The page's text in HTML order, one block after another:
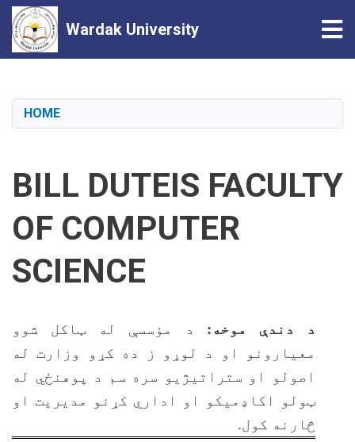
content
Wardak University
HOME
BILL DUTEIS FACULTY
OF COMPUTER
SCIENCE
د دندې موخه:
د مؤسسې له ټاکل شوو
معیارونو او د لوړو ز ده کړو وزارت له
اصولو او ستراتيژيو سره سم د پوهنځي له
ټولو اکاډمیکو او اداري کړنو مدیریت او
څارنه کول.